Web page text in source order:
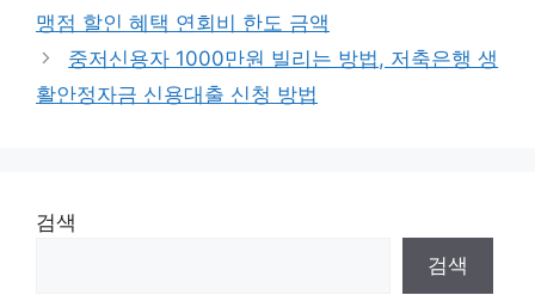
맹점 할인 혜택 연회비 한도 금액
중저신용자 1000만원 빌리는 방법, 저축은행 생
활안정자금 신용대출 신청 방법
검색
검색